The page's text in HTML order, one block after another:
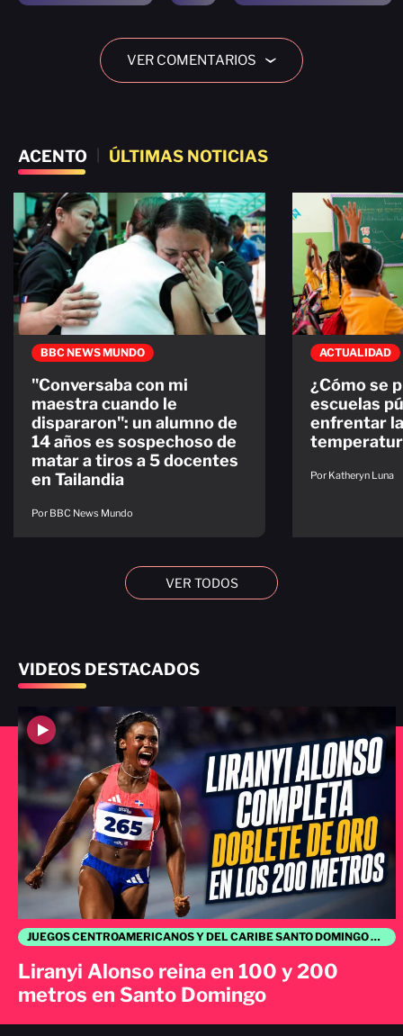
VER COMENTARIOS ›
ACENTO ÚLTIMAS NOTICIAS
BBC NEWS MUNDO
"Conversaba con mi
maestra cuando le
dispararon": un alumno de
14 años es sospechoso de
matar a tiros a 5 docentes
en Tailandia
Por BBC News Mundo
ACTUALIDAD
¿Cómo se
escuelas
enfrentar
Por Katheryn Luna
VER TODOS
VIDEOS DESTACADOS
JUEGOS CENTROAMERICANOS Y DEL CARIBE SANTO DOMINGO 2026
Liranyi Alonso reina en 100 y 200
metros en Santo Domingo